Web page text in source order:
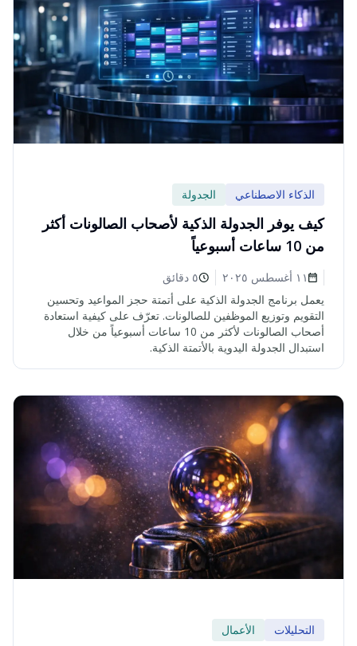
الذكاء الاصطناعي الجدولة
كيف يوفر الجدولة الذكية لأصحاب الصالونات أكثر
من 10 ساعات أسبوعياً
١١ أغسطس ٢٠٢٥
٥ دقائق
يعمل برنامج الجدولة الذكية على أتمتة حجز المواعيد وتحسين
التقويم وتوزيع الموظفين للصالونات. تعرّف على كيفية استعادة
أصحاب الصالونات لأكثر من 10 ساعات أسبوعياً من خلال
استبدال الجدولة اليدوية بالأتمتة الذكية.
التحليلات الأعمال